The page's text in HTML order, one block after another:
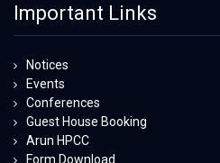
Important Links
Notices
Events
Conferences
Guest House Booking
Arun HPCC
Form Download